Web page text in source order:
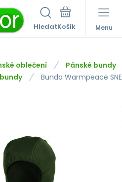
Hledat Menu
oblečení
Pánské bundy
Bunda Warmpeace